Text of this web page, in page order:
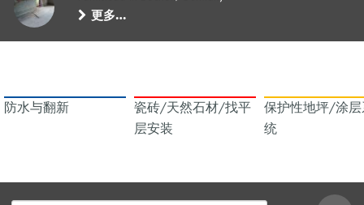
更多…
防水与翻新
瓷砖/天然石材/找平
层安装
保护性地坪/涂层
统